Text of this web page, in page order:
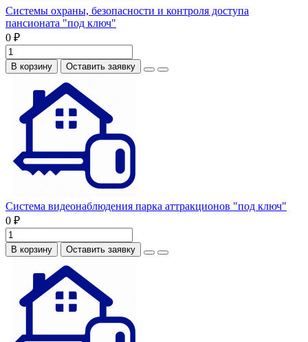
Системы охраны, безопасности и контроля доступа
пансионата "под ключ"
0 ₽
В корзину Оставить заявку
Система видеонаблюдения парка аттракционов "под ключ"
0 ₽
В корзину Оставить заявку